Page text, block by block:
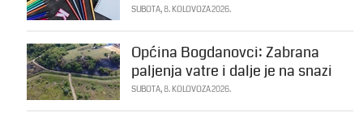
SUBOTA, 8. KOLOVOZA 2026.
Općina Bogdanovci: Zabrana
paljenja vatre i dalje je na snazi
SUBOTA, 8. KOLOVOZA 2026.